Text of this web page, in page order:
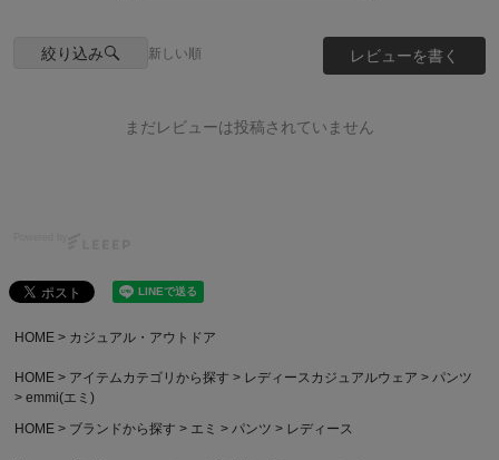
絞り込み 新しい順 レビューを書く
まだレビューは投稿されていません
HOME カジュアル・アウトドア
HOME アイテムカテゴリから探す レディースカジュアルウェア
パンツ
emmi(エミ)
HOME
ブランドから探す エミ パンツ レディース